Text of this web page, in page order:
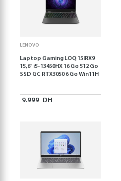
LENOVO
Laptop Gaming LOQ 15IRX9
15,6'' i5-13450HX 16 Go 512 Go
SSD GC RTX3050 6 Go Win11H
9.999 DH